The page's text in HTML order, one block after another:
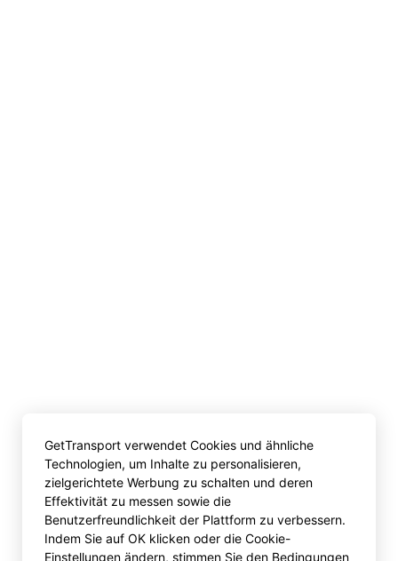
GetTransport verwendet Cookies und ähnliche
Technologien, um Inhalte zu personalisieren,
zielgerichtete Werbung zu schalten und deren
Effektivität zu messen sowie die
Benutzerfreundlichkeit der Plattform zu verbessern.
Indem Sie auf OK klicken oder die Cookie-
Einstellungen ändern, stimmen Sie den Bedingungen